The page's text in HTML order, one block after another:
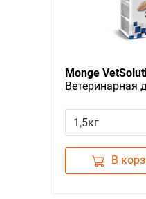
Monge
Ветеринарная
Заболеваниях
1,5кг
В